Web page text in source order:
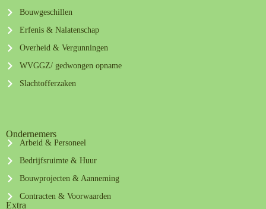
Bouwgeschillen
Erfenis & Nalatenschap
Overheid & Vergunningen
WVGGZ/ gedwongen opname
Slachtofferzaken
Ondernemers
Arbeid & Personeel
Bedrijfsruimte & Huur
Bouwprojecten & Aanneming
Contracten & Voorwaarden
Extra